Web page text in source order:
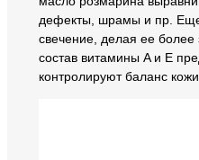
дефекты, шрамы и пр.
свечение, делая ее
состав витамины A и E
контролируют баланс кожи.